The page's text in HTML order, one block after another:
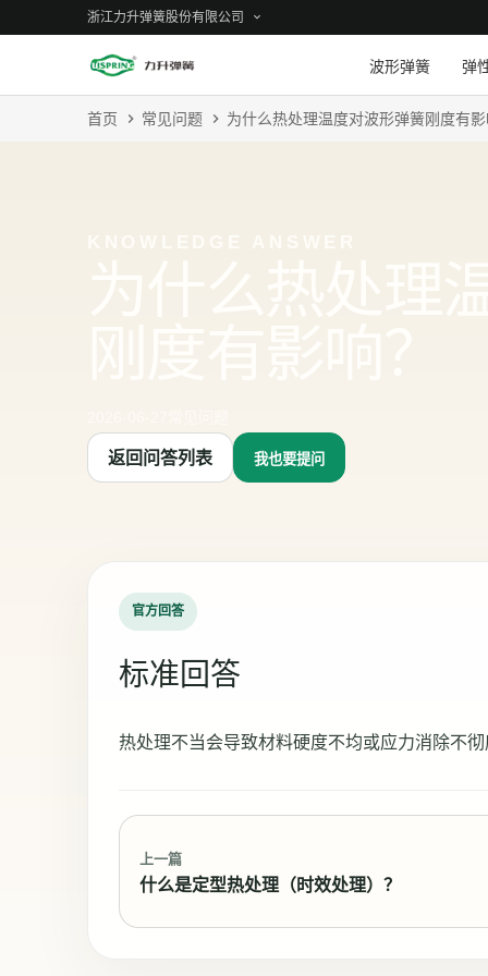
浙江力升弹簧股份有限公司
波形弹簧 弹
首页 常见问题 为什么热处理温度对波形弹簧刚度有影
返回问答列表 我也要提问
官方回答
标准回答
热处理不当会导致材料硬度不均或应力消除不
上一篇
什么是定型热处理（时效处理）？